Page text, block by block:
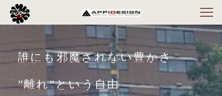
誰にも邪魔されない豊かさ
”離れ”という自由